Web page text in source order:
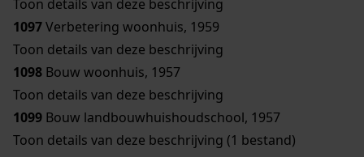
Toon details van deze beschrijving
1097Verbetering woonhuis, 1959
Toon details van deze beschrijving
1098 Bouw woonhuis, 1957
Toon details van deze beschrijving
1099 Bouw landbouwhuishoudschool, 1957
Toon details van deze beschrijving (1 bestand)